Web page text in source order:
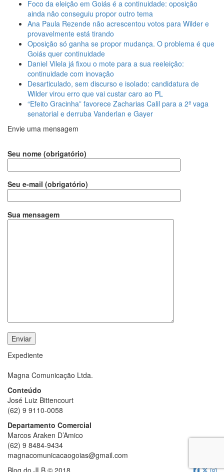
Foco da eleição em Goiás é a continuidade: oposição
ainda não conseguiu propor outro tema
Ana Paula Rezende não acrescentou votos para Wilder e
provavelmente está tirando
Oposição só ganha se propor mudança. O problema é que
Goiás quer continuidade
Daniel Vilela já fixou o mote para a sua reeleição:
continuidade com inovação
Desarticulado, sem discurso e isolado: candidatura de
Wilder virou erro que vai custar caro ao PL
“Efeito Gracinha” favorece Zacharias Calil para a 2ª vaga
senatorial e derruba Vanderlan e Gayer
Envie uma mensagem
Seu nome (obrigatório)
Seu e-mail (obrigatório)
Sua mensagem
Expediente
Magna Comunicação Ltda.
Conteúdo
José Luiz Bittencourt
(62) 9 9110-0058
Departamento Comercial
Marcos Araken D’Amico
(62) 9 8484-9434
magnacomunicacaogoias@gmail.com
Blog do JLB © 2018